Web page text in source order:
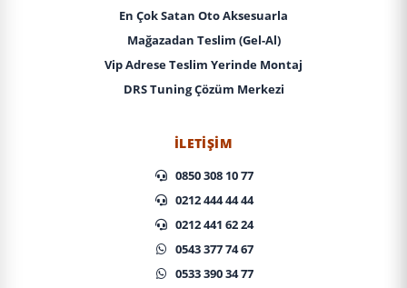
En Çok Satan Oto Aksesuarla
Mağazadan Teslim (Gel-Al)
Vip Adrese Teslim Yerinde Montaj
DRS Tuning Çözüm Merkezi
İLETIŞIM
0850 308 10 77
0212 444 44 44
0212 441 62 24
0543 377 74 67
0533 390 34 77